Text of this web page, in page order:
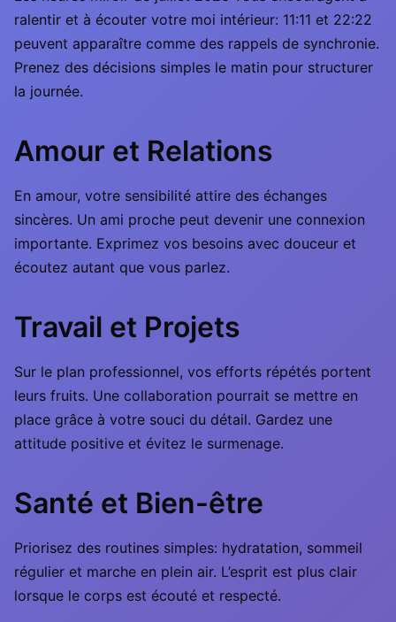
ralentir et à écouter votre moi intérieur: 11:11 et 22:22
peuvent apparaître comme des rappels de synchronie.
Prenez des décisions simples le matin pour structurer
la journée.
Amour et Relations
En amour, votre sensibilité attire des échanges
sincères. Un ami proche peut devenir une connexion
importante. Exprimez vos besoins avec douceur et
écoutez autant que vous parlez.
Travail et Projets
Sur le plan professionnel, vos efforts répétés portent
leurs fruits. Une collaboration pourrait se mettre en
place grâce à votre souci du détail. Gardez une
attitude positive et évitez le surmenage.
Santé et Bien-être
Priorisez des routines simples: hydratation, sommeil
régulier et marche en plein air. L’esprit est plus clair
lorsque le corps est écouté et respecté.